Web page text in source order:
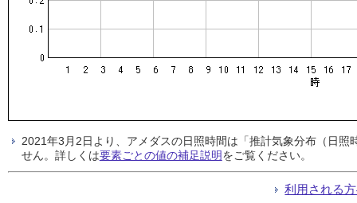
2021年3月2日より、アメダスの日照時間は「推計気象分布（日
せん。詳しくは要素ごとの値の補足説明をご覧ください。
利用される